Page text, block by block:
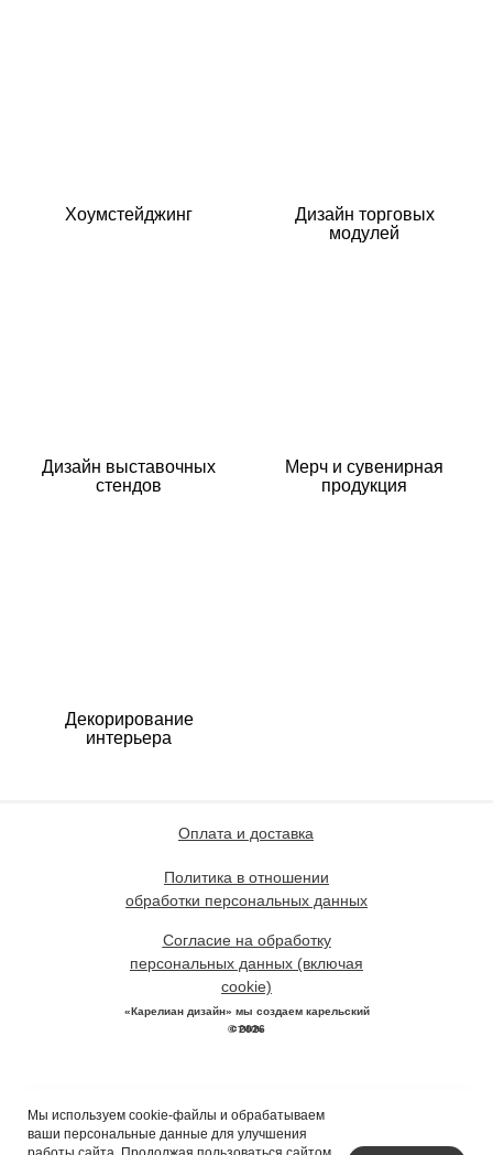
Мы используем cookie-файлы и обрабатываем
ваши персональные данные для улучшения
Хоумстейджинг
Дизайн торговых
модулей
Дизайн выставочных
стендов
Мерч и сувенирная
продукция
Декорирование
интерьера
Оплата и доставка
Политика в отношении
обработки персональных данных
Согласие на обработку
персональных данных (включая
cookie)
«Карелиан дизайн» мы создаем карельский
стиль
© 2026